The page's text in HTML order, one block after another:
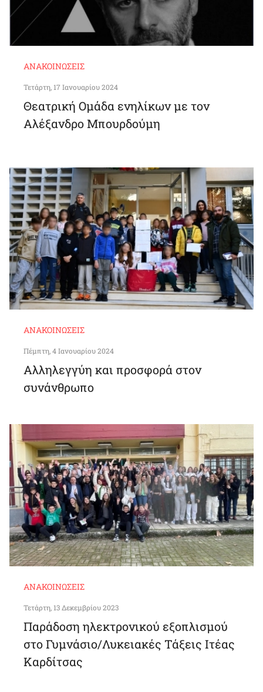
ΑΝΑΚΟΙΝΏΣΕΙΣ
Τετάρτη, 17 Ιανουαρίου 2024
Θεατρική Ομάδα ενηλίκων με τον
Αλέξανδρο Μπουρδούμη
ΑΝΑΚΟΙΝΏΣΕΙΣ
Πέμπτη, 4 Ιανουαρίου 2024
Αλληλεγγύη και προσφορά στον
συνάνθρωπο
ΑΝΑΚΟΙΝΏΣΕΙΣ
Τετάρτη, 13 Δεκεμβρίου 2023
Παράδοση ηλεκτρονικού εξοπλισμού
στο Γυμνάσιο/Λυκειακές Τάξεις Ιτέας
Καρδίτσας